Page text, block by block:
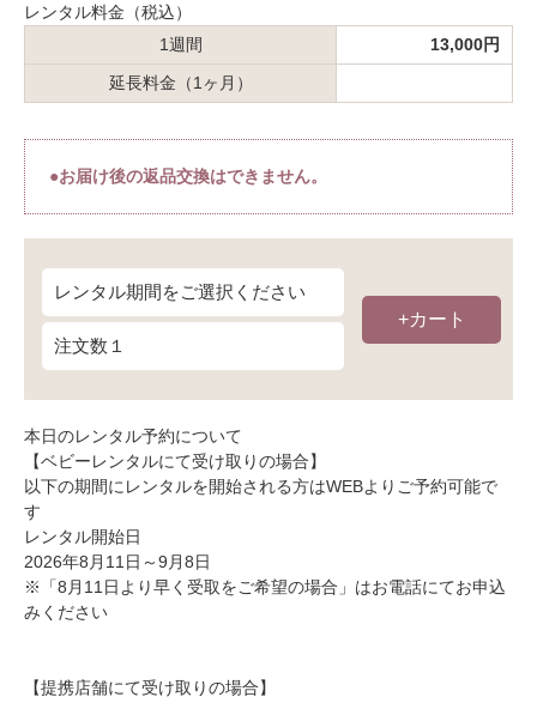
レンタル料金（税込）
1週間
13,000円
延長料金（1ヶ月）
●お届け後の返品交換はできません。
+カート
本日のレンタル予約について
【ベビーレンタルにて受け取りの場合】
以下の期間にレンタルを開始される方はWEBよりご予約可能で
す
レンタル開始日
2026年8月11日～9月8日
※「8月11日より早く受取をご希望の場合」はお電話にてお申込
みください
【提携店舗にて受け取りの場合】